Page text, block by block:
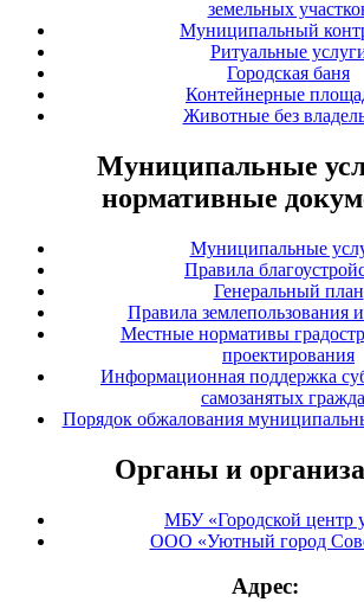
земельных
Муниципальный
Ритуальные
Городская баня
Контейнерные
Животные без
Муниципальные
нормативные
Муниципальные
Правила
Генеральный план
Правила землепользования
Местные нормативы
проектирования
Информационная поддержка
самозанятых
Порядок обжалования
Органы и
МБУ «Городской центр
ООО «Уютный город
Адрес: